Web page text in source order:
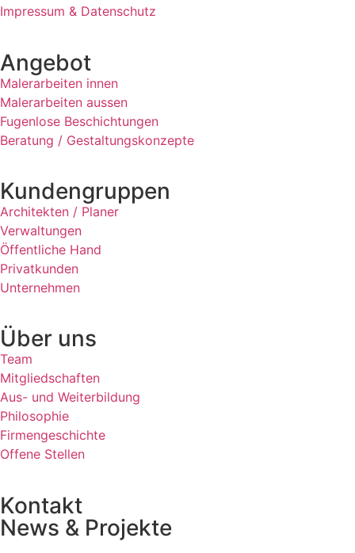
Impressum & Datenschutz
Angebot
Malerarbeiten innen
Malerarbeiten aussen
Fugenlose Beschichtungen
Beratung / Gestaltungskonzepte
Kundengruppen
Architekten / Planer
Verwaltungen
Öffentliche Hand
Privatkunden
Unternehmen
Über uns
Team
Mitgliedschaften
Aus- und Weiterbildung
Philosophie
Firmengeschichte
Offene Stellen
Kontakt
News & Projekte